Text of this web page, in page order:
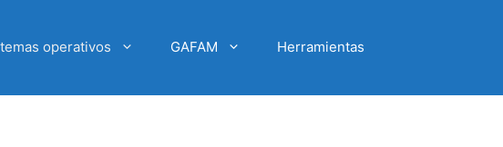
operativos GAFAM Herramientas